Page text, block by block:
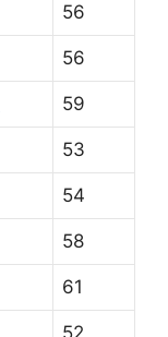
56
56
59
53
54
58
61